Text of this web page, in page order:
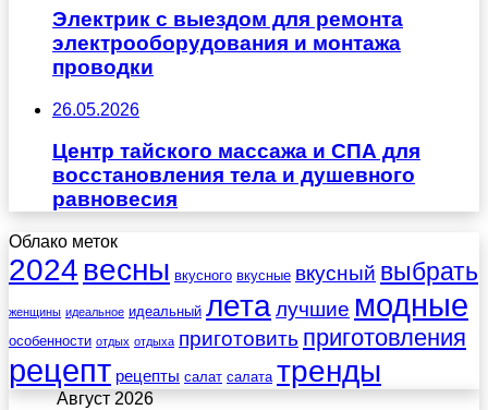
Электрик с выездом для ремонта
электрооборудования и монтажа
проводки
26.05.2026
Центр тайского массажа и СПА для
восстановления тела и душевного
равновесия
Облако меток
2024 весны вкусного вкусные вкусный выбрать
женщины идеальное идеальный леталучшие модные
особенности отдых отдыха приготовить приготовления
рецепт рецепты салат салата тренды
Август 2026